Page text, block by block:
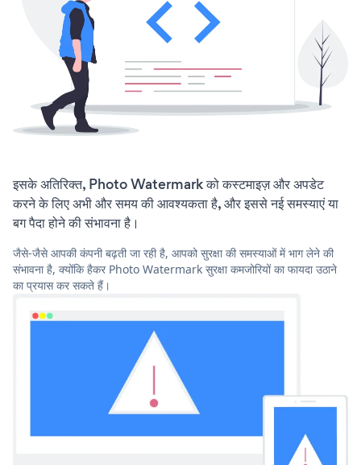
इसके अतिरिक्त, Photo Watermark को कस्टमाइज़ और अपडेट
करने के लिए अभी और समय की आवश्यकता है, और इससे नई समस्याएं या
बग पैदा होने की संभावना है।
जैसे-जैसे आपकी कंपनी बढ़ती जा रही है, आपको सुरक्षा की समस्याओं में भाग लेने की
संभावना है, क्योंकि हैकर Photo Watermark सुरक्षा कमजोरियों का फायदा उठाने
का प्रयास कर सकते हैं।